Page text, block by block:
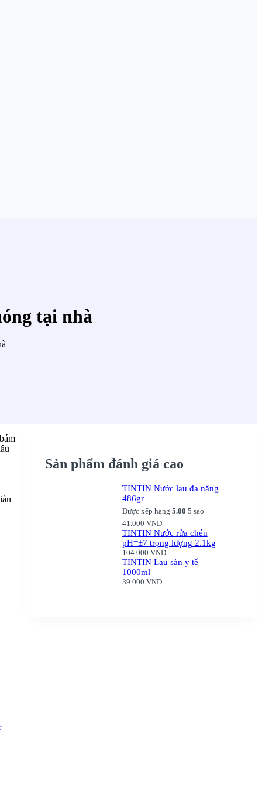
tại nhà
Sản phẩm đánh giá cao
TINTIN Nước lau đa năng
486gr
Được xếp hạng 5.00 5 sao
41.000 VND
TINTIN Nước rửa chén
pH=±7 trọng lượng 2.1kg
104.000 VND
TINTIN Lau sàn y tế
1000ml
39.000 VND